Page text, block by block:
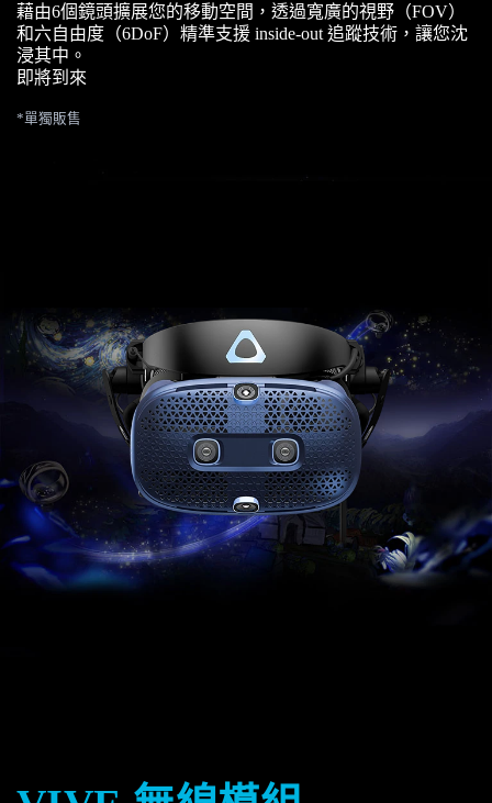
藉由6個鏡頭擴展您的移動空間，透過寬廣的視野（FOV）
和六自由度（6DoF）精準支援 inside-out 追蹤技術，讓您沈
浸其中。
即將到來
*單獨販售